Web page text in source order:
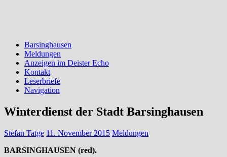
Barsinghausen
Meldungen
Anzeigen im Deister Echo
Kontakt
Leserbriefe
Navigation
Winterdienst der Stadt Barsinghausen
Stefan Tatge 11. November 2015 Meldungen
BARSINGHAUSEN (red).